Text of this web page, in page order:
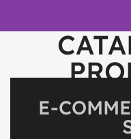
E-